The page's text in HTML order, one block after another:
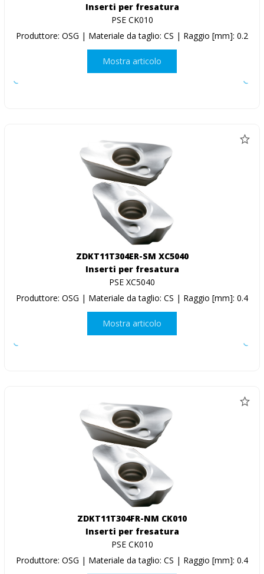
Inserti per fresatura
PSE CK010
Produttore: OSG | Materiale da taglio: CS | Raggio [mm]: 0.2
Mostra articolo
ZDKT11T304ER-SM XC5040
Inserti per fresatura
PSE XC5040
Produttore: OSG | Materiale da taglio: CS | Raggio [mm]: 0.4
Mostra articolo
ZDKT11T304FR-NM CK010
Inserti per fresatura
PSE CK010
Produttore: OSG | Materiale da taglio: CS | Raggio [mm]: 0.4